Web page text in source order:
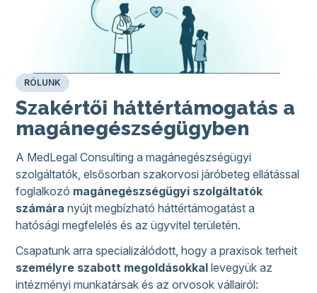
Szakértői háttértámogatás a
magán­egészségügyben
RÓLUNK
A MedLegal Consulting a magánegészségügyi
szolgáltatók, elsősorban szakorvosi járóbeteg ellátással
foglalkozó magánegészségügyi szolgáltatók
számára nyújt megbízható háttértámogatást a
hatósági megfelelés és az ügyvitel területén.
Csapatunk arra specializálódott, hogy a praxisok terheit
személyre szabott megoldásokkal levegyük az
intézményi munkatársak és az orvosok vállairól: